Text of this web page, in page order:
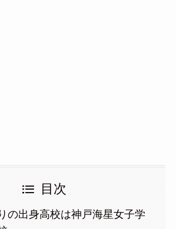
目次
の出身高校は神戸海星女子学